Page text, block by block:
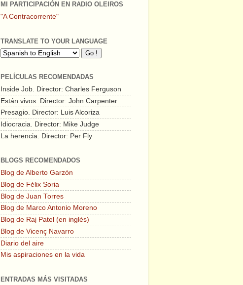
MI PARTICIPACIÓN EN RADIO OLEIROS
"A Contracorrente"
TRANSLATE TO YOUR LANGUAGE
PELÍCULAS RECOMENDADAS
Inside Job. Director: Charles Ferguson
Están vivos. Director: John Carpenter
Presagio. Director: Luis Alcoriza
Idiocracia. Director: Mike Judge
La herencia. Director: Per Fly
BLOGS RECOMENDADOS
Blog de Alberto Garzón
Blog de Félix Soria
Blog de Juan Torres
Blog de Marco Antonio Moreno
Blog de Raj Patel (en inglés)
Blog de Vicenç Navarro
Diario del aire
Mis aspiraciones en la vida
ENTRADAS MÁS VISITADAS